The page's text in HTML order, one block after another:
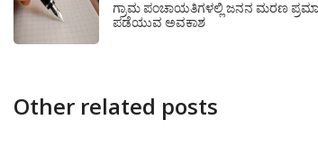
ಗ್ರಾಮ ಪಂಚಾಯತಿಗಳಲ್ಲಿ ಜನನ ಮರಣ
ಪಡೆಯುವ ಅವಕಾಶ
Other related posts